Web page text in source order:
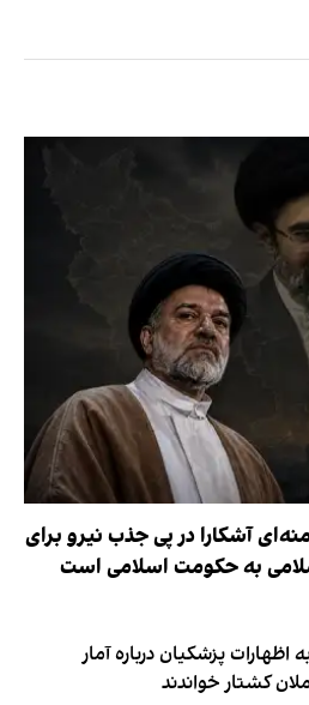
آشکارا در پی جذب نیرو برای
به حکومت اسلامی است
پزشکیان درباره آمار
کشتار خواندند